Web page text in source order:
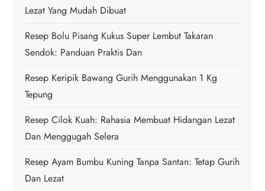
t
i
o
n
Lezat Yang Mudah Dibuat
Resep Bolu Pisang Kukus Super Lembut Takaran
Sendok: Panduan Praktis Dan
Resep Keripik Bawang Gurih Menggunakan 1 Kg
Tepung
Resep Cilok Kuah: Rahasia Membuat Hidangan Lezat
Dan Menggugah Selera
Resep Ayam Bumbu Kuning Tanpa Santan: Tetap Gurih
Dan Lezat